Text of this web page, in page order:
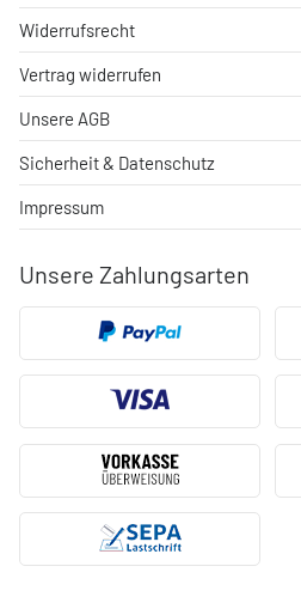
Unsere Zahlungsarten
Widerrufsrecht
Vertrag widerrufen
Unsere AGB
Sicherheit & Datenschutz
Impressum